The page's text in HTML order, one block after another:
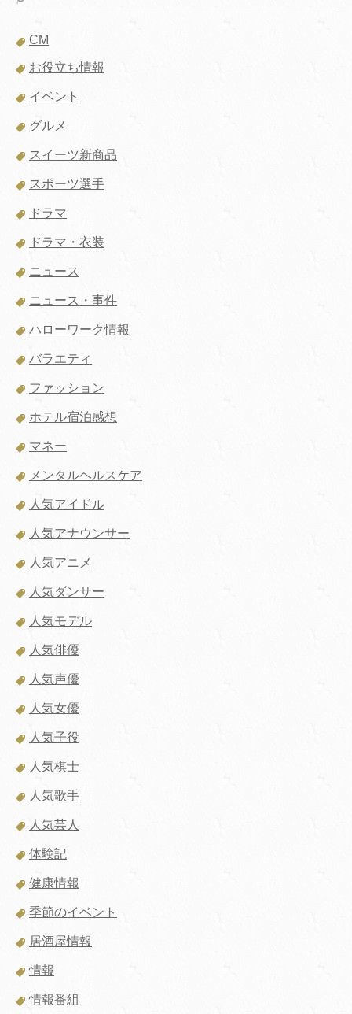
CM
お役立ち情報
イベント
グルメ
スイーツ新商品
スポーツ選手
ドラマ
ドラマ・衣装
ニュース
ニュース・事件
ハローワーク情報
バラエティ
ファッション
ホテル宿泊感想
マネー
メンタルヘルスケア
人気アイドル
人気アナウンサー
人気アニメ
人気ダンサー
人気モデル
人気俳優
人気声優
人気女優
人気子役
人気棋士
人気歌手
人気芸人
体験記
健康情報
季節のイベント
居酒屋情報
情報
情報番組